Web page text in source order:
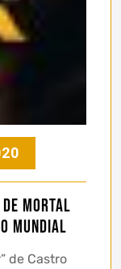
de Mortal
Mundial
de Castro